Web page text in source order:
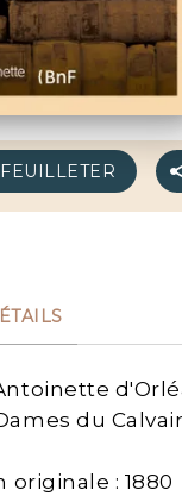
FEUILLETER
du
: 1880